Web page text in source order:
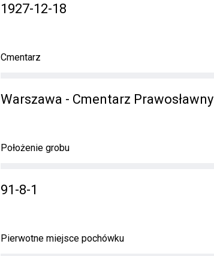
1927-12-18
Cmentarz
Warszawa - Cmentarz Prawosławny
Położenie grobu
91-8-1
Pierwotne miejsce pochówku